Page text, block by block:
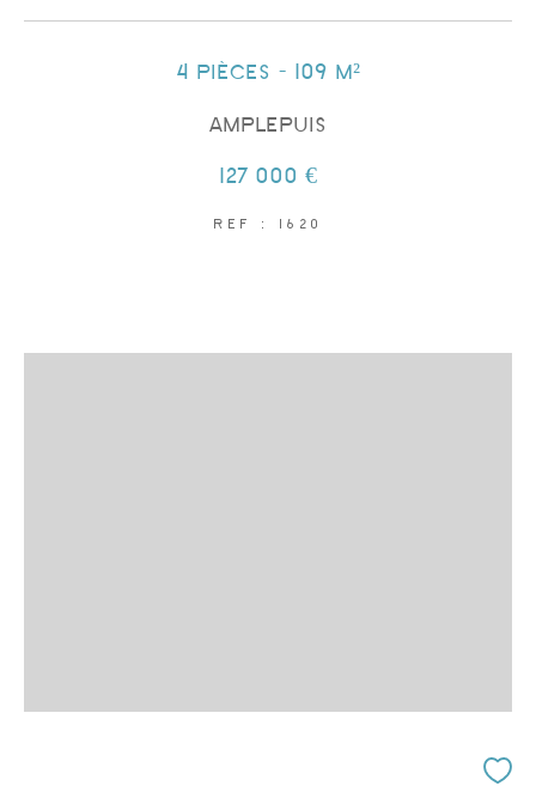
4 pièces - 109 m²
AMPLEPUIS
127 000 €
REF : 1620